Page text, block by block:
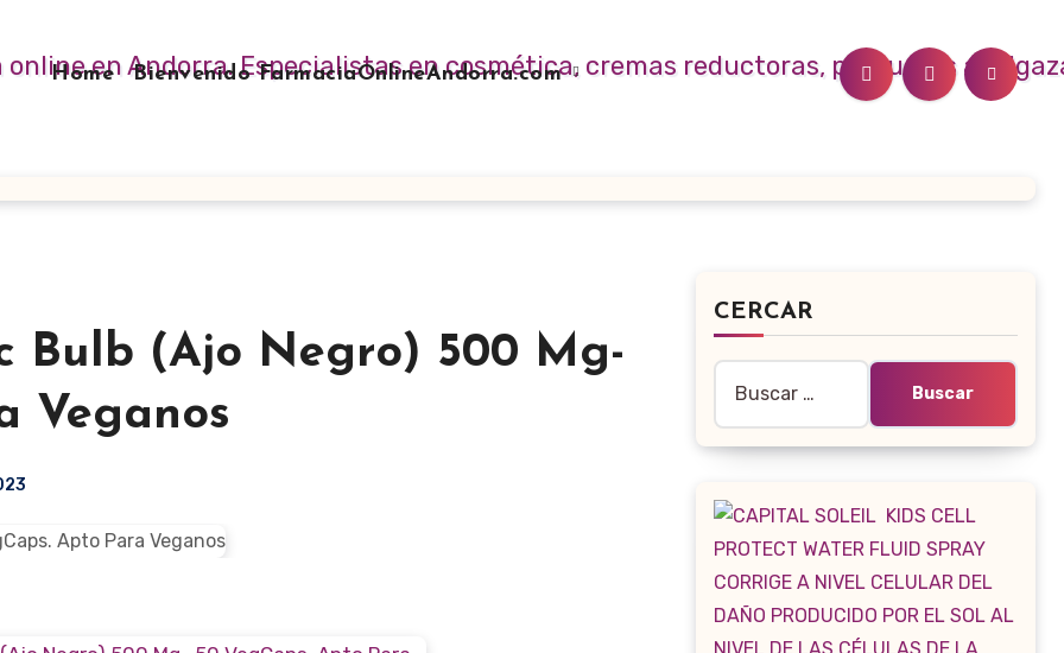
Home Bienvenido FarmaciaOnlineAndorra.com
Bulb (Ajo Negro) 500 Mg-
Veganos
CERCAR